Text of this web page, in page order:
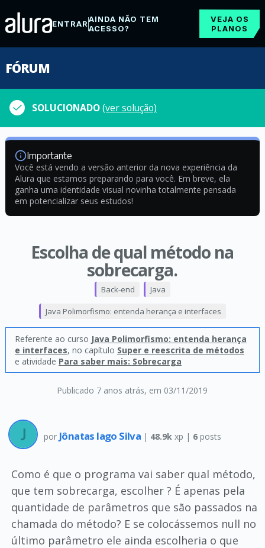
ENTRARAINDA NÃO TEM
ACESSO?
VEJA OS
PLANOS
FÓRUM
SOLUCIONADO(ver solução)
Importante
Você está vendo a versão anterior da nova experiência da
Alura que estamos preparando para você. Em breve, ela
ganha uma identidade visual novinha totalmente pensada
em potencializar seus estudos!
Escolha de qual método na
sobrecarga.
Publicado 7 anos atrás, em 03/11/2019
Back-end Java
Java Polimorfismo: entenda herança e interfaces
Referente ao curso Java Polimorfismo: entenda herança
e interfaces, no capítulo Super e reescrita de métodos
e atividade Para saber mais: Sobrecarga
por Jônatas Iago Silva | 48.9k xp | 6posts
Como é que o programa vai saber qual método,
que tem sobrecarga, escolher ? É apenas pela
quantidade de parâmetros que são passados na
chamada do método? E se colocássemos null no
último parâmetro ele ainda escolheria o que